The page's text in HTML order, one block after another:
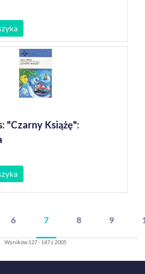
"Czarny Książę":
6 7 8 9
Wyników 127 - 147 z 2005